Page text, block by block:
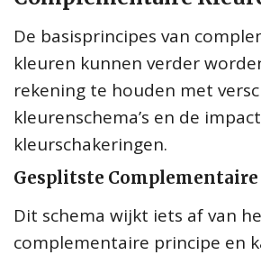
De basisprincipes van
kleuren kunnen verder
rekening te houden met
kleurenschema’s en de
kleurschakeringen.
Gesplitste
Dit schema wijkt iets af van
complementaire principe en